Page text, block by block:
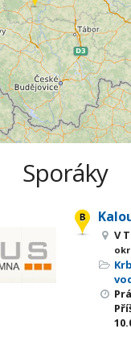
Sporáky
V